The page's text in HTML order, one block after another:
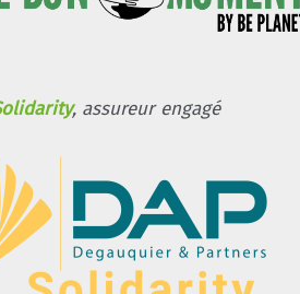
, assureur engagé